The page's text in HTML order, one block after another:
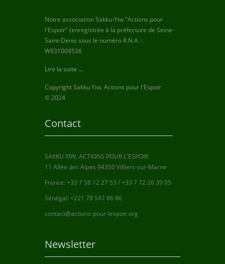
Notre association Sakku-Yiw "Actions pour
l'Espoir" (enregistrée à la préfecture de Seine-
Saint-Denis sous le numéro R.N.A. :
W931009536
Lire la suite ...
Copyright Sakku Yiw, Actions pour l'Espoir
© 2024
Contact
SAKKU YIW, ACTIONS POUR L'ESPOIR
11 Allée des Alpes 94350 Villiers-sur-Marne
France: +33 7 58 12 27 53 / +33 7 72 26 39 05
Sénégal: +221 78 547 86 86
contact@actions-pour-lespoir.org
Newsletter